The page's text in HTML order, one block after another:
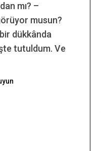
mı? –
musun?
dükkânda
tutuldum. Ve